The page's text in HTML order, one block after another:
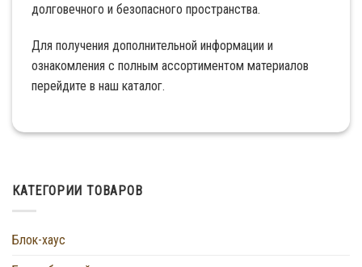
КАТЕГОРИИ ТОВАРОВ
Блок-хаус
долговечного и безопасного пространства.
Для получения дополнительной информации и
ознакомления с полным ассортиментом материалов
перейдите в наш каталог.